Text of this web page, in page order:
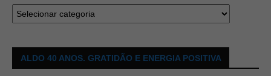
ALDO 40 ANOS. GRATIDÃO E ENERGIA POSITIVA